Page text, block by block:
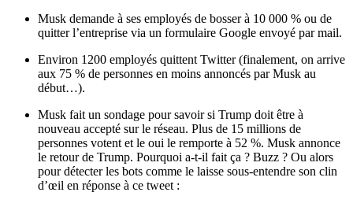
Musk demande à ses employés de bosser à 10 000 % ou de
quitter l’entreprise via un formulaire Google envoyé par mail.
Environ 1200 employés quittent Twitter (finalement, on arrive
aux 75 % de personnes en moins annoncés par Musk au
début…).
Musk fait un sondage pour savoir si Trump doit être à
nouveau accepté sur le réseau. Plus de 15 millions de
personnes votent et le oui le remporte à 52 %. Musk annonce
le retour de Trump. Pourquoi a-t-il fait ça ? Buzz ? Ou alors
pour détecter les bots comme le laisse sous-entendre son clin
d’œil en réponse à ce tweet :